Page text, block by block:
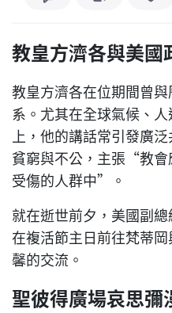
教皇方濟各與美國
教皇方濟各在位期間曾
系。尤其在全球氣候、
上，他的講話常引發廣
貧窮與不公，主張“教
受傷的人群中”。
就在逝世前夕，美國副
在複活節主日前往梵蒂
馨的交流。
聖彼得廣場哀思彌